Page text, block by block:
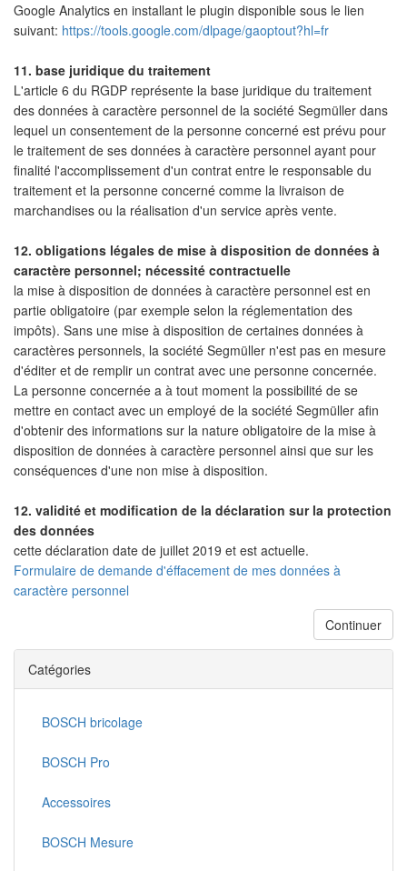
Google Analytics en installant le plugin disponible sous le lien
suivant: https://tools.google.com/dlpage/gaoptout?hl=fr
11. base juridique du traitement
L'article 6 du RGDP représente la base juridique du traitement
des données à caractère personnel de la société Segmüller dans
lequel un consentement de la personne concerné est prévu pour
le traitement de ses données à caractère personnel ayant pour
finalité l'accomplissement d'un contrat entre le responsable du
traitement et la personne concerné comme la livraison de
marchandises ou la réalisation d'un service après vente.
12. obligations légales de mise à disposition de données à
caractère personnel; nécessité contractuelle
la mise à disposition de données à caractère personnel est en
partie obligatoire (par exemple selon la réglementation des
impôts). Sans une mise à disposition de certaines données à
caractères personnels, la société Segmüller n'est pas en mesure
d'éditer et de remplir un contrat avec une personne concernée.
La personne concernée a à tout moment la possibilité de se
mettre en contact avec un employé de la société Segmüller afin
d'obtenir des informations sur la nature obligatoire de la mise à
disposition de données à caractère personnel ainsi que sur les
conséquences d'une non mise à disposition.
12. validité et modification de la déclaration sur la protection
des données
cette déclaration date de juillet 2019 et est actuelle.
Formulaire de demande d'éffacement de mes données à
caractère personnel
Continuer
Catégories
BOSCH bricolage
BOSCH Pro
Accessoires
BOSCH Mesure